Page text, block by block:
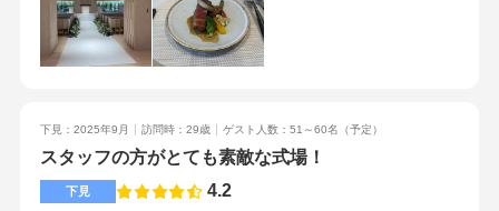
る雰囲気作りが出来たと思います。更に、ゲストの皆様に出来
たてのお料理を食べていただけたのも大事なポイントです。再
入場の際には「ここから？」と思うような場所から入場するこ
で、想定外の値上がりは無かったように思います。こだわりた
い部分にはしっかりお金を割く一方で、削れるところは削り金
額面でも満足のいく内容にする事ができました。こだわった点
素敵です。当日申し込みで割引になった部分が多かったです。
ウェディングドレスは提携店が決まっています。またゲストへ
のお土産(プチギフト)も指定のカタログからになります。持ち込
の暑い日でも移動が楽だと思いました。都心すぎないので、会
場周辺はそこまでの人混みではなく、落ち着いていると思いま
す。スタッフの皆さんがとても丁寧で優しく、下見に行った日
下見：2025年9月 訪問時：29歳 ゲスト人数：51～60名 （予定）
スタッフの方がとても素敵な式場！
下見 4.2